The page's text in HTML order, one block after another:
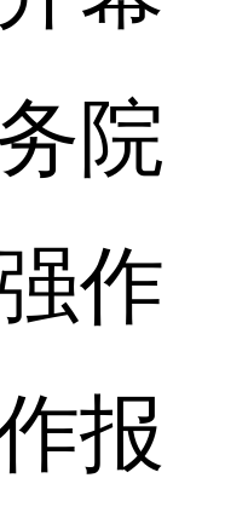
院
作
报